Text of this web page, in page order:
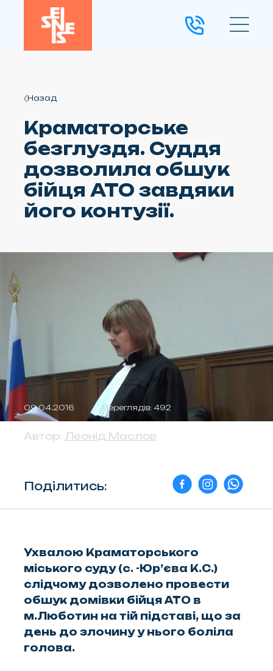
Назад
Краматорське
безглуздя. Суддя
дозволила обшук
бійця АТО завдяки
його контузії.
09.04.2016 Переглядів: 492
Автор: Леонід Маслов
Поділитись:
Ухвалою Краматорського
міського суду (с. -Юр’єва К.С.)
слідчому дозволено провести
обшук домівки бійця АТО в
м.Люботин на тій підставі, що за
день до злочину у нього боліла
голова.